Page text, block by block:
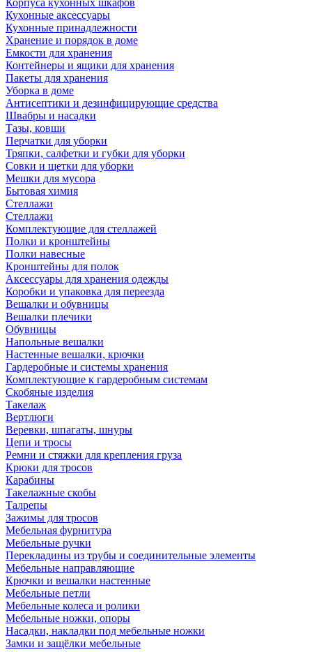
Корпуса кухонных шкафов
Кухонные аксессуары
Кухонные принадлежности
Хранение и порядок в доме
Емкости для хранения
Контейнеры и ящики для хранения
Пакеты для хранения
Уборка в доме
Антисептики и дезинфицирующие средства
Швабры и насадки
Тазы, ковши
Перчатки для уборки
Тряпки, салфетки и губки для уборки
Совки и щетки для уборки
Мешки для мусора
Бытовая химия
Стеллажи
Стеллажи
Комплектующие для стеллажей
Полки и кронштейны
Полки навесные
Кронштейны для полок
Аксессуары для хранения одежды
Коробки и упаковка для переезда
Вешалки и обувницы
Вешалки плечики
Обувницы
Напольные вешалки
Настенные вешалки, крючки
Гардеробные и системы хранения
Комплектующие к гардеробным системам
Скобяные изделия
Такелаж
Вертлюги
Веревки, шпагаты, шнуры
Цепи и тросы
Ремни и стяжки для крепления груза
Крюки для тросов
Карабины
Такелажные скобы
Талрепы
Зажимы для тросов
Мебельная фурнитура
Мебельные ручки
Перекладины из трубы и соединительные элементы
Мебельные направляющие
Крючки и вешалки настенные
Мебельные петли
Мебельные колеса и ролики
Мебельные ножки, опоры
Насадки, накладки под мебельные ножки
Замки и защёлки мебельные